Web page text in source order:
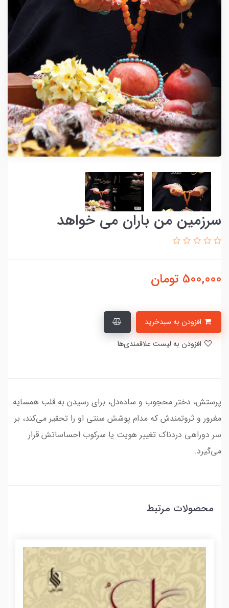
سرزمین من باران می خواهد
500,000 تومان
پرستش، دختر محجوب و ساده‌دل، برای رسیدن به قلب همسایه
مغرور و ثروتمندش که مدام پوشش سنتی او را تحقیر می‌کند، بر
سر دوراهی دردناک تغییر هویت یا سرکوب احساساتش قرار
می‌گیرد.
محصولات مرتبط